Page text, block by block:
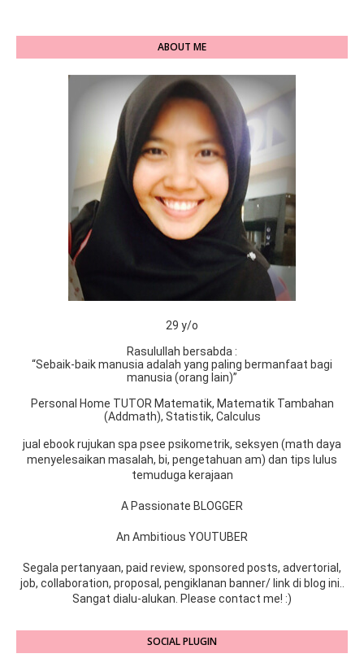
ABOUT ME
29 y/o
Rasulullah bersabda :
“Sebaik-baik manusia adalah yang paling bermanfaat bagi
manusia (orang lain)”
Personal Home TUTOR Matematik, Matematik Tambahan
(Addmath), Statistik, Calculus
jual ebook rujukan spa psee psikometrik, seksyen (math daya
menyelesaikan masalah, bi, pengetahuan am) dan tips lulus
temuduga kerajaan
A Passionate BLOGGER
An Ambitious YOUTUBER
Segala pertanyaan, paid review, sponsored posts, advertorial,
job, collaboration, proposal, pengiklanan banner/ link di blog ini..
Sangat dialu-alukan. Please contact me! :)
SOCIAL PLUGIN